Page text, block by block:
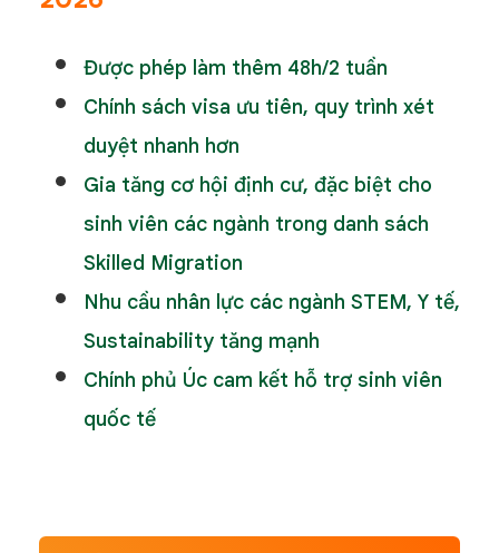
Được phép làm thêm 48h/2 tuần
Chính sách visa ưu tiên, quy trình xét
duyệt nhanh hơn
Gia tăng cơ hội định cư, đặc biệt cho
sinh viên các ngành trong danh sách
Skilled Migration
Nhu cầu nhân lực các ngành STEM, Y tế,
Sustainability tăng mạnh
Chính phủ Úc cam kết hỗ trợ sinh viên
quốc tế